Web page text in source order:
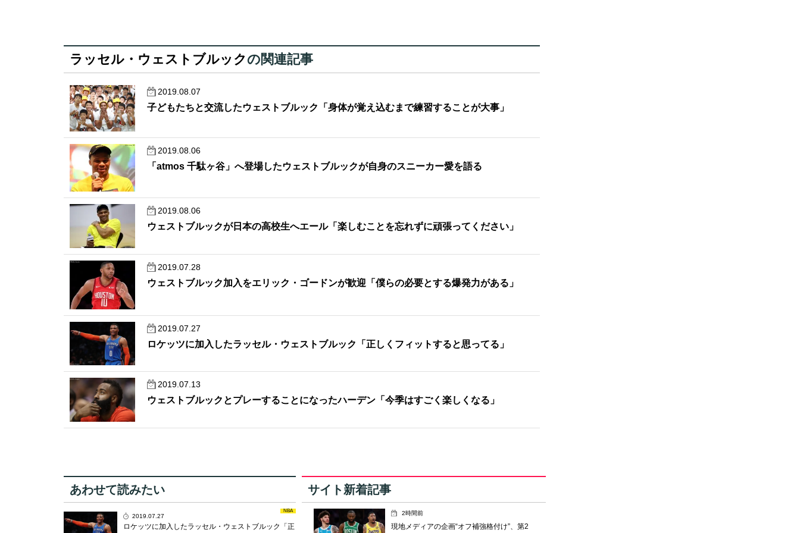
ラッセル・ウェストブルックの関連記事
2019.08.07
子どもたちと交流したウェストブルック「身体が覚え込むまで練習することが大事」
2019.08.06
「atmos 千駄ヶ谷」へ登場したウェストブルックが自身のスニーカー愛を語る
2019.08.06
ウェストブルックが日本の高校生へエール「楽しむことを忘れずに頑張ってください」
2019.07.28
ウェストブルック加入をエリック・ゴードンが歓迎「僕らの必要とする爆発力がある」
2019.07.27
ロケッツに加入したラッセル・ウェストブルック「正しくフィットすると思ってる」
2019.07.13
ウェストブルックとプレーすることになったハーデン「今季はすごく楽しくなる」
あわせて読みたい
2019.07.27
ロケッツに加入したラッセル・ウェストブルック「正
NBA
サイト新着記事
2時間前
現地メディアの企画“オフ補強格付け”、第2